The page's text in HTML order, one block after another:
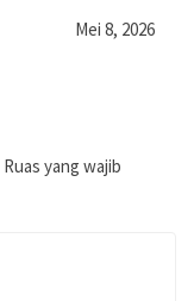
Mei 8, 2026
Ruas yang wajib